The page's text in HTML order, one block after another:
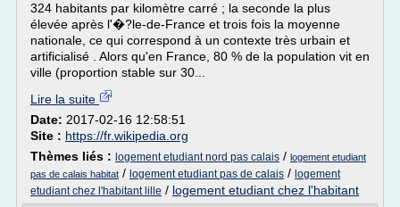
324 habitants par kilomètre carré ; la seconde la plus
élevée après l'�?le-de-France et trois fois la moyenne
nationale, ce qui correspond à un contexte très urbain et
artificialisé . Alors qu'en France, 80 % de la population vit en
ville (proportion stable sur 30...
Lire la suite
Date: 2017-02-16 12:58:51
Site : https://fr.wikipedia.org
Thèmes liés : logement etudiant nord pas calais / logement etudiant
pas de calais habitat / logement etudiant pas de calais / logement
etudiant chez l'habitant lille / logement etudiant chez l'habitant